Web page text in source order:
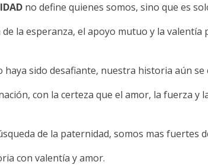
no define quienes somos, sino que es
la esperanza, el apoyo mutuo y la
haya sido desafiante, nuestra historia aún se
con la certeza que el amor, la fuerza
de la paternidad, somos mas fuertes
con valentía y amor.